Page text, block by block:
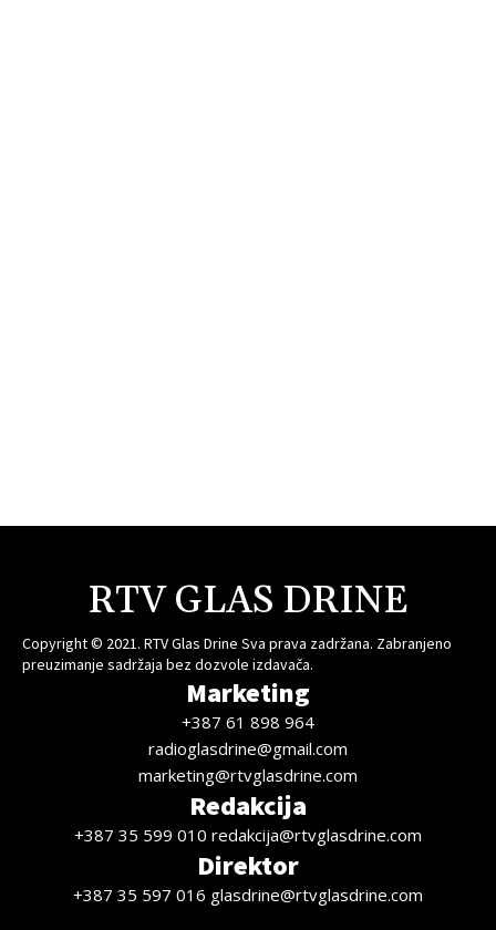
RTV GLAS DRINE
Copyright © 2021. RTV Glas Drine Sva prava zadržana. Zabranjeno
preuzimanje sadržaja bez dozvole izdavača.
Marketing
+387 61 898 964
radioglasdrine@gmail.com
marketing@rtvglasdrine.com
Redakcija
+387 35 599 010 redakcija@rtvglasdrine.com
Direktor
+387 35 597 016 glasdrine@rtvglasdrine.com